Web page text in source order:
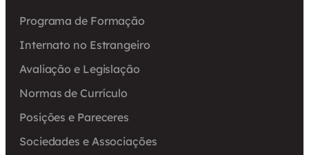
Programa de Formação
Internato no Estrangeiro
Avaliação e Legislação
Normas de Currículo
Posições e Pareceres
Sociedades e Associações